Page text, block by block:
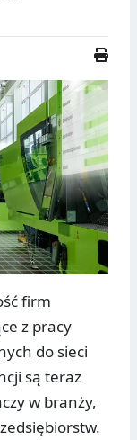
firm
z pracy
do sieci
są teraz
w branży,